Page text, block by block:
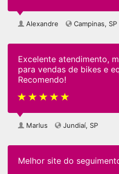
Alexandre Campinas, SP
Excelente atendimento,
para vendas de bikes e
Recomendo!
Marlus Jundiaí, SP
Melhor site do